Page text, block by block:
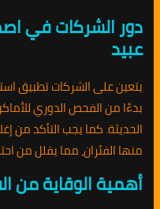
دور الشركات في
عبيد
يتعين على الشركات تطبيق
بدءًا من الفحص الدوري
الحديثة. كما يجب التأكد من
منها الفئران، مما يقلل من
أهمية الوقاية من